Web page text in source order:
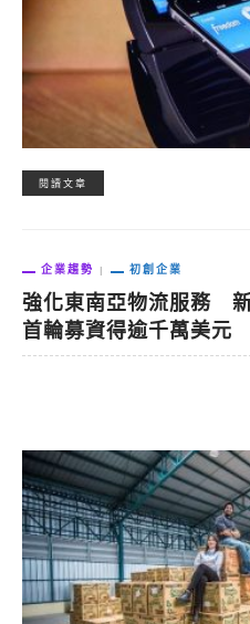
閱讀文章
企業趨勢 初創企業
強化東南亞物流服務
首輪募資得逾千萬美元